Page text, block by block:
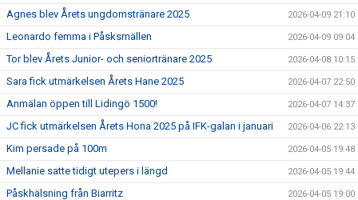
Agnes blev Årets ungdomstränare 2025 2026-04-09 21:10
Leonardo femma i Påsksmällen 2026-04-09 09:04
Tor blev Årets Junior- och seniortränare 2025 2026-04-08 10:15
Sara fick utmärkelsen Årets Hane 2025 2026-04-07 22:50
Anmälan öppen till Lidingö 1500! 2026-04-07 14:37
JC fick utmärkelsen Årets Hona 2025 på IFK-galan i januari 2026-04-06 22:13
Kim persade på 100m 2026-04-05 19:48
Mellanie satte tidigt utepers i längd 2026-04-05 19:44
Påskhälsning från Biarritz 2026-04-05 19:00